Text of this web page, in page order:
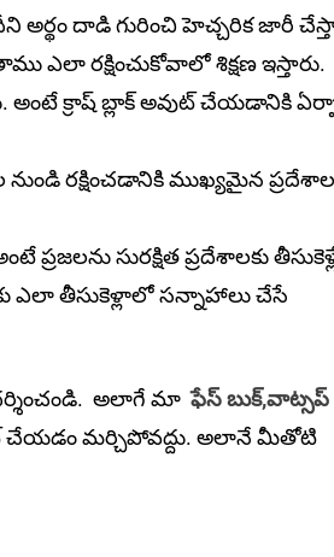
అర్థం దాడి గురించి హెచ్చ‌రిక జారీ
ఎలా రక్షించుకోవాలో శిక్షణ ఇస్తారు.
అంటే క్రాష్ బ్లాక్ అవుట్ చేయడానికి
నుండి రక్షించడానికి ముఖ్యమైన
సురక్షిత ప్రదేశాలకు
ఎలా తీసుకెళ్లాలో సన్నాహాలు చేసే
అలాగే మాఫేస్ బుక్,వాట్సప్
మర్చిపోవద్దు. అలానే మీతోటి